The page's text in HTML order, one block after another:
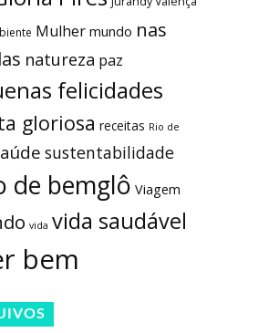
Mulher mundo nas
natureza paz
felicidades
gloriosa receitas Rio de
sustentabilidade
de bemglô Viagem
vida vida saudável
bem